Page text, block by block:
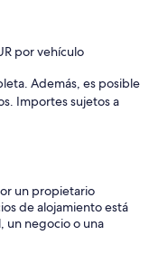
por vehículo
Además, es posible
Importes sujetos a
un propietario
de alojamiento está
un negocio o una